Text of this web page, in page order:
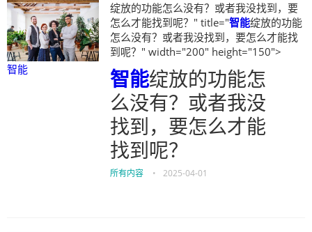
智能
绽放的功能怎么没有？或者我没找到，要
怎么才能找到呢？" title="智能绽放的功能
怎么没有？或者我没找到，要怎么才能找
到呢？" width="200" height="150">
智能绽放的功能怎
么没有？或者我没
找到，要怎么才能
找到呢？
所有内容 • 2025-04-01